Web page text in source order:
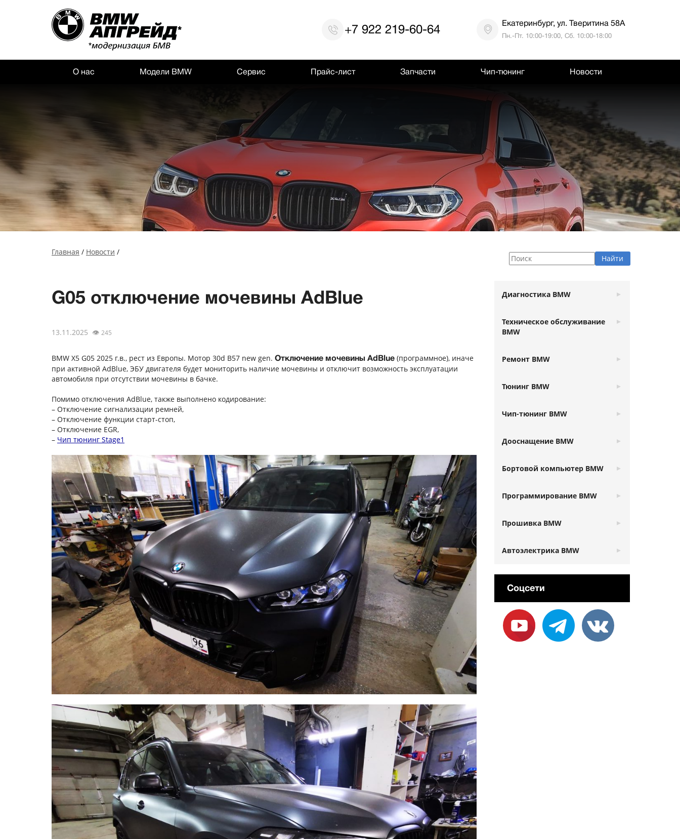
+7 922 219-60-64 Екатеринбург, ул. Тверитина 58А
Пн.-Пт. 10:00-19:00, Сб. 10:00-18:00
О нас Модели BMW Сервис Прайс-лист Запчасти Чип-тюнинг Новости
Главная / Новости /
G05 отключение мочевины AdBlue
13.11.2025 👁 245
BMW X5 G05 2025 г.в., рест из Европы. Мотор 30d B57 new gen. Отключение мочевины AdBlue (программное), иначе
при активной AdBlue, ЭБУ двигателя будет мониторить наличие мочевины и отключит возможность эксплуатации
автомобиля при отсутствии мочевины в бачке.
Помимо отключения AdBlue, также выполнено кодирование:
– Отключение сигнализации ремней,
– Отключение функции старт-стоп,
– Отключение EGR,
– Чип тюнинг Stage1
Диагностика BMW
Техническое обслуживание
BMW
Ремонт BMW
Тюнинг BMW
Чип-тюнинг BMW
Дооснащение BMW
Бортовой компьютер BMW
Программирование BMW
Прошивка BMW
Автоэлектрика BMW
Соцсети